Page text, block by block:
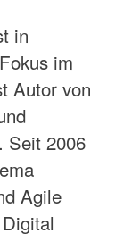
in
im
Autor von
Seit 2006
Agile